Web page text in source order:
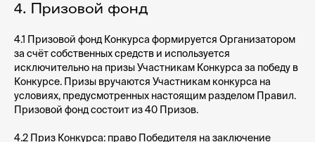
4. Призовой фонд
4.1 Призовой фонд Конкурса формируется Организатором
за счёт собственных средств и используется
исключительно на призы Участникам Конкурса за победу в
Конкурсе. Призы вручаются Участникам конкурса на
условиях, предусмотренных настоящим разделом Правил.
Призовой фонд состоит из 40 Призов.
4.2 Приз Конкурса: право Победителя на заключение